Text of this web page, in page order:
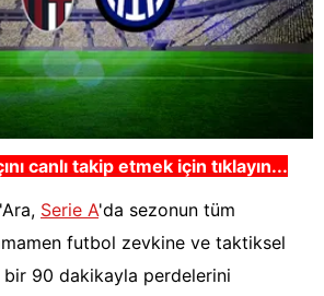
canlı takip etmek için tıklayın...
Serie A'da sezonun tüm
futbol zevkine ve taktiksel
90 dakikayla perdelerini